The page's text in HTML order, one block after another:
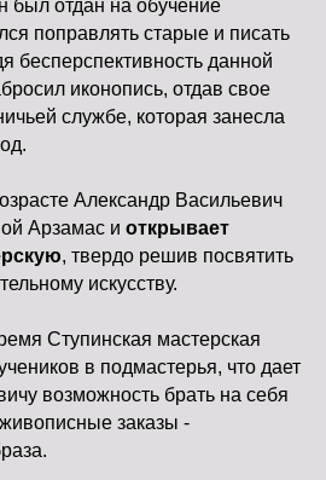
был отдан на обучение
поправлять старые и писать
бесперспективность данной
иконопись, отдав свое
службе, которая занесла
Александр Васильевич
Арзамас и открывает
, твердо решив посвятить
искусству.
Ступинская мастерская
в подмастерья, что дает
возможность брать на себя
заказы -